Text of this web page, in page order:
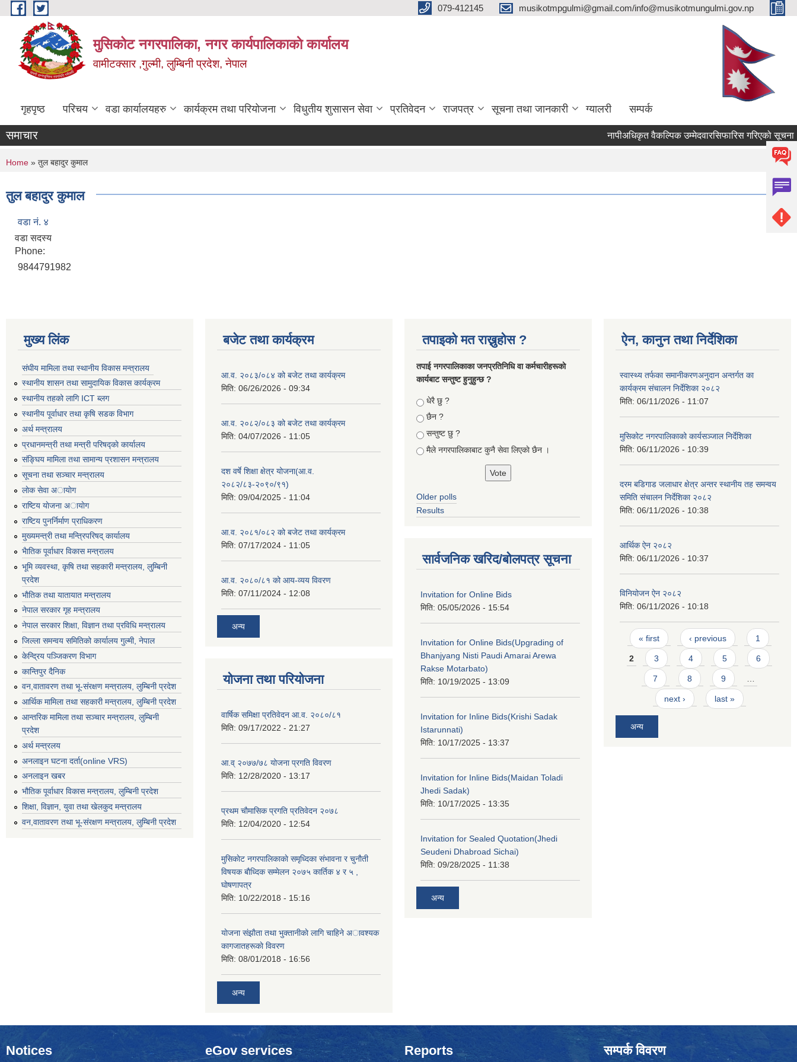
Skip to main content 079-412145 musikotmpgulmi@gmail.com/info@musikotmungulmi.gov.np
मुसिकोट नगरपालिका, नगर कार्यपालिकाकाे कार्यालय
वामीटक्सार ,गुल्मी, लुम्बिनी प्रदेश, नेपाल
गृहपृष्ठ परिचय वडा कार्यालयहरु कार्यक्रम तथा परियोजना विधुतीय शुसासन सेवा प्रतिवेदन राजपत्र सूचना तथा जानकारी ग्यालरी सम्पर्क
समाचार नापीअधिकृत वैकल्पिक उम्मेदवारसिफारिस गरिएको सूचना।
You are here
Home » तुल बहादुर कुमाल
तुल बहादुर कुमाल
वडा नं. ४
वडा सदस्य
Phone:
9844791982
मुख्य लिंक
संघीय मामिला तथा स्थानीय विकास मन्त्रालय
स्थानीय शासन तथा सामुदायिक विकास कार्यक्रम
स्थानीय तहको लागि ICT ब्लग
स्थानीय पूर्वाधार तथा कृषि सडक विभाग
अर्थ मन्त्रालय
प्रधानमन्त्री तथा मन्त्री परिषद्काे कार्यालय
संङ्घिय मामिला तथा सामान्य प्रशासन मन्त्रालय
सूचना तथा सञ्चार मन्त्रालय
लाेक सेवा अायाेग
राष्टिय याेजना अायाेग
राष्टिय पुनर्निर्माण प्राधिकरण
मुख्यमन्त्री तथा मन्त्रिपरिषद् कार्यालय
भैातिक पूर्वाधार विकास मन्त्रालय
भूमि व्यवस्था, कृषि तथा सहकारी मन्त्रालय, लु्म्बिनी
प्रदेश
भाैतिक तथा यातायात मन्त्रालय
नेपाल सरकार गृह मन्त्रालय
नेपाल सरकार शिक्षा, विज्ञान तथा प्रविधि मन्त्रालय
जिल्ला समन्वय समितिको कार्यालय गुल्मी, नेपाल
केन्द्रिय पञ्जिकरण विभाग
कान्तिपुर दैनिक
वन,वातावरण तथा भू-संरक्षण मन्त्रालय, लुम्बिनी प्रदेश
आर्थिक मामिला तथा सहकारी मन्त्रालय, लुम्बिनी प्रदेश
आन्तरिक मामिला तथा सञ्चार मन्त्रालय, लुम्बिनी
प्रदेश
अर्थ मन्त्रलय
अनलाइन घटना दर्ता(online VRS)
अनलाइन खबर
भौतिक पूर्वाधार विकास मन्त्रालय, लुम्बिनी प्रदेश
शिक्षा, विज्ञान, युवा तथा खेलकुद मन्‍‍त्रालय
वन,वातावरण तथा भू-संरक्षण मन्त्रालय, लुम्बिनी प्रदेश
बजेट तथा कार्यक्रम
आ.व. २०८३/०८४ को बजेट तथा कार्यक्रम
मिति: 06/26/2026 - 09:34
आ.व. २०८२/०८३ को बजेट तथा कार्यक्रम
मिति: 04/07/2026 - 11:05
दश वर्षे शिक्षा क्षेत्र योजना(आ.व.
२०८२/८३-२०९०/९१)
मिति: 09/04/2025 - 11:04
आ.व. २०८१/०८२ को बजेट तथा कार्यक्रम
मिति: 07/17/2024 - 11:05
आ.व. २०८०/८१ को आय-व्यय विवरण
मिति: 07/11/2024 - 12:08
अन्य
योजना तथा परियोजना
वार्षिक समिक्षा प्रतिवेदन आ.व. २०८०/८१
मिति: 09/17/2022 - 21:27
आ.व् २०७७/७८ योजना प्रगति विवरण
मिति: 12/28/2020 - 13:17
प्रथम चाैमासिक प्रगति प्रतिवेदन २०७८
मिति: 12/04/2020 - 12:54
मुसिकाेट नगरपालिकाकाे समृध्दिका संभावना र चुनाैती
विषयक बाैध्दिक सम्मेलन २०७५ कार्तिक ४ र ५ ,
घाेषणापत्र
मिति: 10/22/2018 - 15:16
याेजना संझाैता तथा भुक्तानीकाे लागि चाहिने अावश्यक
कागजातहरूकाे विवरण
मिति: 08/01/2018 - 16:56
अन्य
तपाइको मत राख्नुहोस ?
तपा‌ई नगरपालिकाका जनप्रतिनिधि वा कर्मचारीहरूकाे
कार्यबाट सन्तुष्ट हुनुहुन्छ ?
Choices
धेरै छु ?
छैन ?
सन्तुष्ट छु ?
मैले नगरपालिकाबाट कुनै सेवा लिएकाे छैन ।
Older polls
Results
सार्वजनिक खरिद/बोलपत्र सूचना
Invitation for Online Bids
मिति: 05/05/2026 - 15:54
Invitation for Online Bids(Upgrading of
Bhanjyang Nisti Paudi Amarai Arewa
Rakse Motarbato)
मिति: 10/19/2025 - 13:09
Invitation for Inline Bids(Krishi Sadak
Istarunnati)
मिति: 10/17/2025 - 13:37
Invitation for Inline Bids(Maidan Toladi
Jhedi Sadak)
मिति: 10/17/2025 - 13:35
Invitation for Sealed Quotation(Jhedi
Seudeni Dhabroad Sichai)
मिति: 09/28/2025 - 11:38
अन्य
ऐन, कानुन तथा निर्देशिका
स्वास्थ्य तर्फका समानीकरणअनुदान अन्तर्गत का
कार्यक्रम संचालन निर्देशिका २०८२
मिति: 06/11/2026 - 11:07
मुसिकोट नगरपालिकाको कार्यसञ्जाल निर्देशिका
मिति: 06/11/2026 - 10:39
दरम बडिगाड जलाधार क्षेत्र अन्तर स्थानीय तह समन्वय
समिति संचालन निर्देशिका २०८२
मिति: 06/11/2026 - 10:38
आर्थिक ऐन २०८२
मिति: 06/11/2026 - 10:37
विनियोजन ऐन २०८२
मिति: 06/11/2026 - 10:18
Pages
« first ‹ previous 1
2 3 4 5 6
7 8 9 …
next › last »
अन्य
Notices eGov services Reports सम्पर्क विवरण